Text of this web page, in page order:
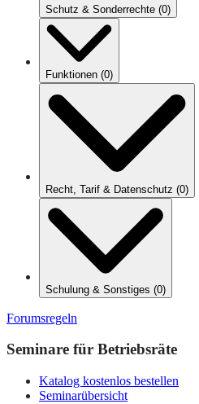
Schutz & Sonderrechte (0)
Funktionen (0)
Recht, Tarif & Datenschutz (0)
Schulung & Sonstiges (0)
Forumsregeln
Seminare für Betriebsräte
Katalog kostenlos bestellen
Seminarübersicht